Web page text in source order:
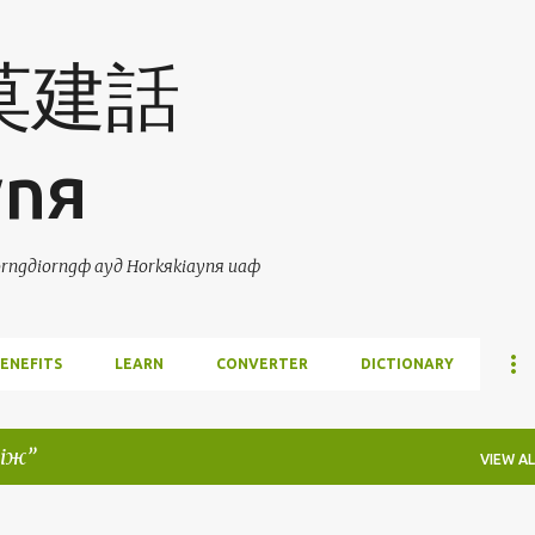
建話
ayд Horkяkiaynя uaф
LEARN CONVERTER DICTIONARY
VIEW